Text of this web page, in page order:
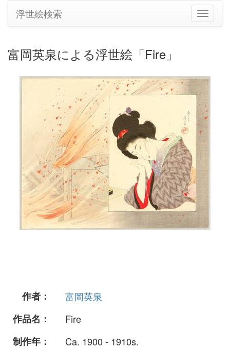
ナ
ビ
ン
り
替
え
浮世絵検索
富岡英泉による浮世絵「Fire」
作者：
富岡英泉
作品名：
Fire
制作年：
Ca. 1900 - 1910s.